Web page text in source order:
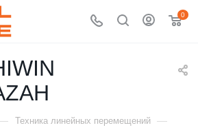
0
Техника линейных перемещений —